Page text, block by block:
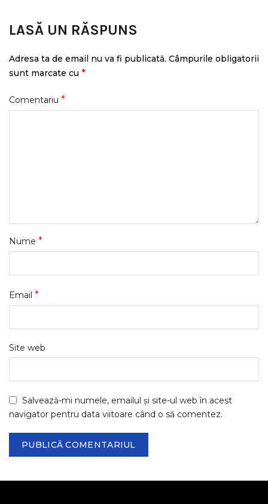
LASĂ UN RĂSPUNS
Adresa ta de email nu va fi publicată. Câmpurile obligatorii
sunt marcate cu *
Comentariu *
Nume *
Email *
Site web
Salvează-mi numele, emailul și site-ul web în acest
navigator pentru data viitoare când o să comentez.